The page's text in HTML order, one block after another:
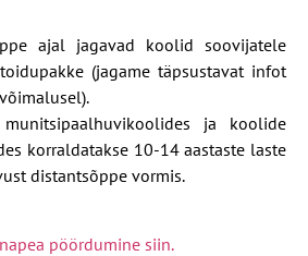
ajal jagavad koolid soovijatele
(jagame täpsustavat infot
munitsipaalhuvikoolides ja koolide
korraldatakse 10-14 aastaste laste
distantsõppe vormis.
pöördumine siin.